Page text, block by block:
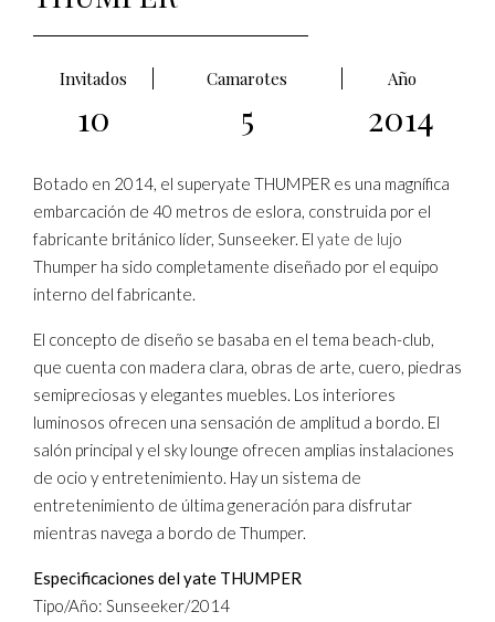
Invitados Camarotes Año
10 5 2014
Botado en 2014, el superyate THUMPER es una magnífica
embarcación de 40 metros de eslora, construida por el
fabricante británico líder, Sunseeker. El yate de lujo
Thumper ha sido completamente diseñado por el equipo
interno del fabricante.
El concepto de diseño se basaba en el tema beach-club,
que cuenta con madera clara, obras de arte, cuero, piedras
semipreciosas y elegantes muebles. Los interiores
luminosos ofrecen una sensación de amplitud a bordo. El
salón principal y el sky lounge ofrecen amplias instalaciones
de ocio y entretenimiento. Hay un sistema de
entretenimiento de última generación para disfrutar
mientras navega a bordo de Thumper.
Especificaciones del yate THUMPER
Tipo/Año: Sunseeker/2014